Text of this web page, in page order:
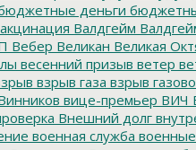
деньги
Валдгейм
Вебер Великан Великая
весенний призыв ветер
взрыв газа взрыв
вице-премьер ВИЧ
Внешний долг
военная служба